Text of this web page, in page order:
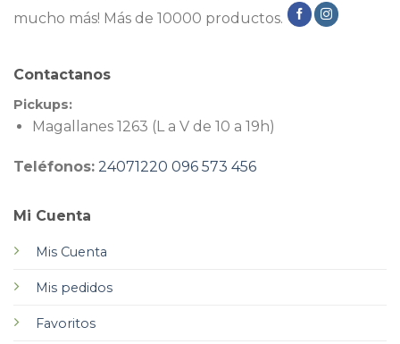
mucho más! Más de 10000 productos.
Mi Cuenta
Mis Cuenta
Mis pedidos
Favoritos
Contactanos
Pickups:
Magallanes 1263 (L a V de 10 a 19h)
Teléfonos: 24071220 096 573 456